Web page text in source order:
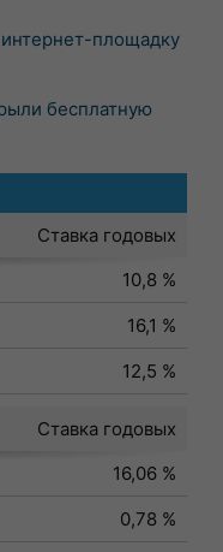
площадку
бесплатную
Ставка годовых
10,8 %
16,1 %
12,5 %
Ставка годовых
16,06 %
0,78 %